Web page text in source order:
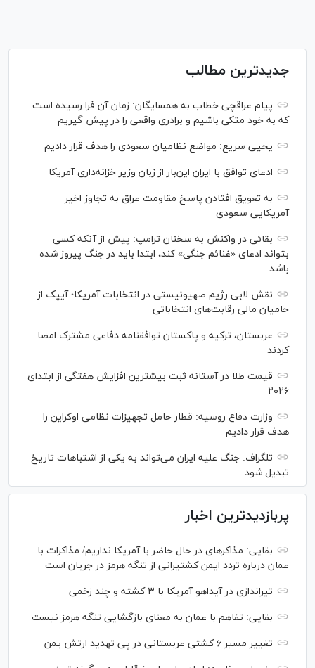
جدیدترین مطالب
پیام عراقچی خطاب به همسایگان: زمان آن فرا رسیده است
که به خود متکی باشیم و برادری واقعی را در پیش گیریم
یحیی سریع: مواضع نظامیان سعودی را هدف قرار دادیم
ادعای توافق با ایران این‌بار از زبان وزیر خزانه‌داری آمریکا
به تعویق افتادن پاسخ مقاومت عراق به تجاوز اخیر
آمریکایی سعودی
بقائی در واکنش به سخنان ترامپ: پیش از آنکه کسی
بتواند ادعای «غنائم جنگی» کند، ابتدا باید در جنگ پیروز شده
باشد
نقش لابی رژیم صهیونیستی در انتخابات آمریکا؛ آیپک از
حامیان مالی رقابت‌های انتخاباتی
عربستان، ترکیه و پاکستان توافقنامه دفاعی مشترک امضا
کردند
قیمت طلا در آستانه ثبت بیشترین افزایش هفتگی از ابتدای
۲۰۲۶
وزارت دفاع روسیه: قطار حامل تجهیزات نظامی اوکراین را
هدف قرار دادیم
تلگراف: جنگ علیه ایران می‌تواند به یکی از اشتباهات تاریخ
تبدیل شود
پربازدیدترین اخبار
بقایی: مذاکره‎ای در حال حاضر با آمریکا نداریم/ مذاکرات با
عمان درباره تردد ایمن کشتیرانی از تنگه هرمز در جریان است
تیراندازی در آیداهو آمریکا با ۳ کشته و چند زخمی
بقایی: تفاهم با عمان به معنای بازگشایی تنگه هرمز نیست
تغییر مسیر ۶ کشتی عربستانی در پی تهدید ارتش یمن